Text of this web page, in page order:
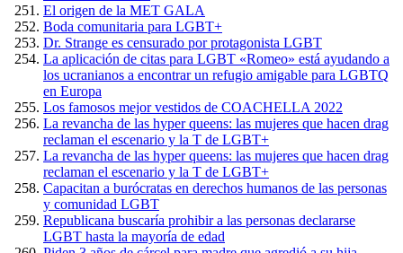
El origen de la MET GALA
Boda comunitaria para LGBT+
Dr. Strange es censurado por protagonista LGBT
La aplicación de citas para LGBT «Romeo» está ayudando a
los ucranianos a encontrar un refugio amigable para LGBTQ
en Europa
Los famosos mejor vestidos de COACHELLA 2022
La revancha de las hyper queens: las mujeres que hacen drag
reclaman el escenario y la T de LGBT+
La revancha de las hyper queens: las mujeres que hacen drag
reclaman el escenario y la T de LGBT+
Capacitan a burócratas en derechos humanos de las personas
y comunidad LGBT
Republicana buscaría prohibir a las personas declararse
LGBT hasta la mayoría de edad